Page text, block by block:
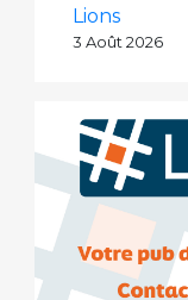
Lions
3 Août 2026